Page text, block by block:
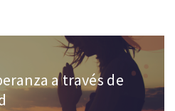
a través de